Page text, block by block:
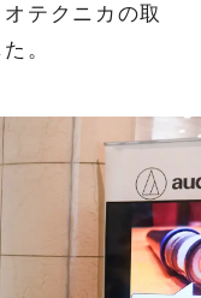
テクニカの取
。